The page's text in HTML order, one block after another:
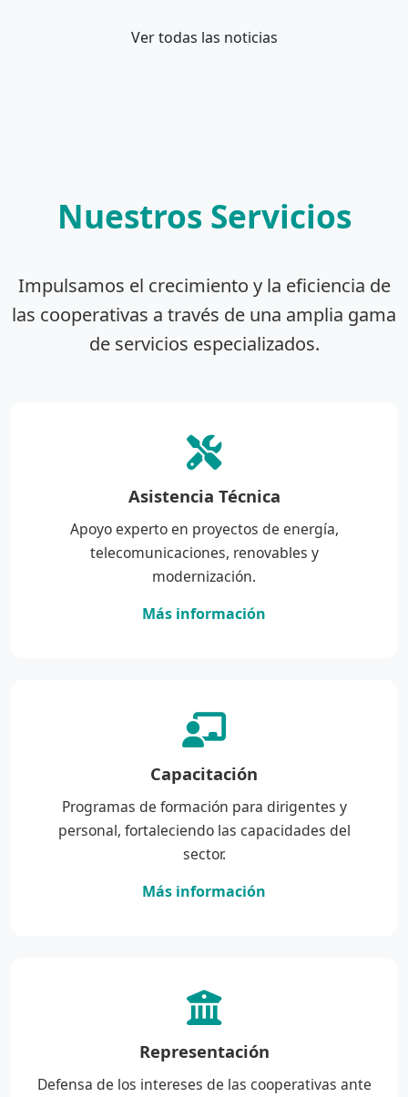
Ver todas las noticias
Nuestros Servicios
Impulsamos el crecimiento y la eficiencia de
las cooperativas a través de una amplia gama
de servicios especializados.
Asistencia Técnica
Apoyo experto en proyectos de energía,
telecomunicaciones, renovables y
modernización.
Más información
Capacitación
Programas de formación para dirigentes y
personal, fortaleciendo las capacidades del
sector.
Más información
Representación
Defensa de los intereses de las cooperativas ante